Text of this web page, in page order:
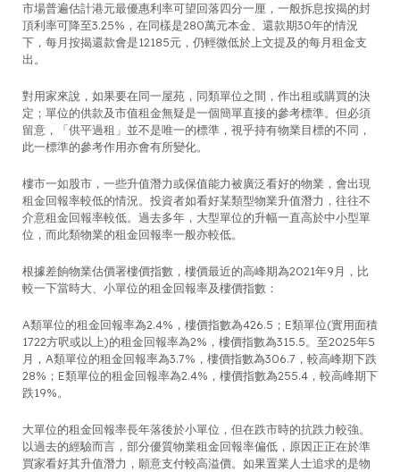
市場普遍估計港元最優惠利率可望回落四分一厘，一般拆息按揭的封
頂利率可降至3.25%，在同樣是280萬元本金、還款期30年的情況
下，每月按揭還款會是12185元，仍輕微低於上文提及的每月租金支
出。
對用家來說，如果要在同一屋苑，同類單位之間，作出租或購買的決
定；單位的供款及市值租金無疑是一個簡單直接的參考標準。但必須
留意，「供平過租」並不是唯一的標準，視乎持有物業目標的不同，
此一標準的參考作用亦會有所變化。
樓市一如股市，一些升值潛力或保值能力被廣泛看好的物業，會出現
租金回報率較低的情況。投資者如看好某類型物業升值潛力，往往不
介意租金回報率較低。過去多年，大型單位的升幅一直高於中小型單
位，而此類物業的租金回報率一般亦較低。
根據差餉物業估價署樓價指數，樓價最近的高峰期為2021年9月，比
較一下當時大、小單位的租金回報率及樓價指數：
A類單位的租金回報率為2.4%，樓價指數為426.5；E類單位(實用面積
1722方呎或以上)的租金回報率為2%，樓價指數為315.5。至2025年5
月，A類單位的租金回報率為3.7%，樓價指數為306.7，較高峰期下跌
28%；E類單位的租金回報率為2.4%，樓價指數為255.4，較高峰期下
跌19%。
大單位的租金回報率長年落後於小單位，但在跌市時的抗跌力較強。
以過去的經驗而言，部分優質物業租金回報率偏低，原因正正在於準
買家看好其升值潛力，願意支付較高溢價。如果置業人士追求的是物